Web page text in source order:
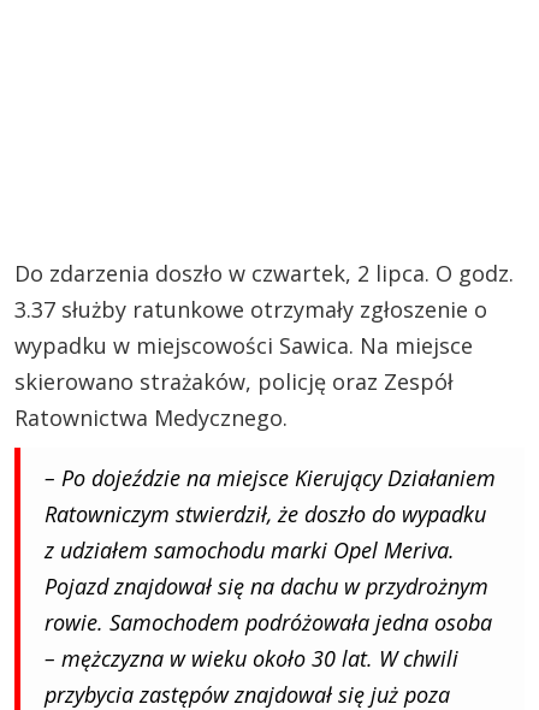
Do zdarzenia doszło w czwartek, 2 lipca. O godz.
3.37 służby ratunkowe otrzymały zgłoszenie o
wypadku w miejscowości Sawica. Na miejsce
skierowano strażaków, policję oraz Zespół
Ratownictwa Medycznego.
– Po dojeździe na miejsce Kierujący Działaniem
Ratowniczym stwierdził, że doszło do wypadku
z udziałem samochodu marki Opel Meriva.
Pojazd znajdował się na dachu w przydrożnym
rowie. Samochodem podróżowała jedna osoba
– mężczyzna w wieku około 30 lat. W chwili
przybycia zastępów znajdował się już poza